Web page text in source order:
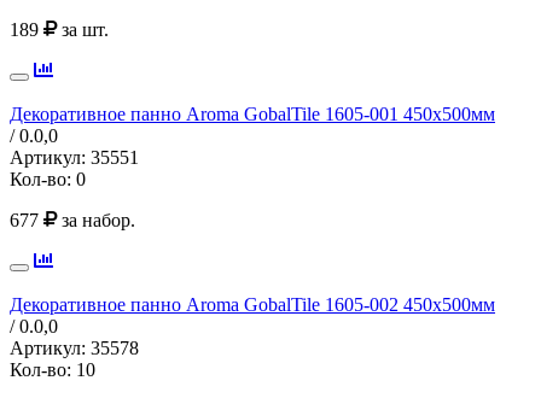
189
за шт.
Декоративное панно Aroma GobalTile 1605-001 450х500мм
/ 0.0,0
Артикул: 35551
Кол-во: 0
677
за набор.
Декоративное панно Aroma GobalTile 1605-002 450х500мм
/ 0.0,0
Артикул: 35578
Кол-во: 10